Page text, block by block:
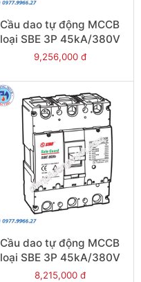
Cầu dao tự động MCCB
loại SBE 3P 45kA/380V
800A - Model
9,256,000 đ
Cầu dao tự động MCCB
loại SBE 3P 45kA/380V
630A - Model
8,215,000 đ